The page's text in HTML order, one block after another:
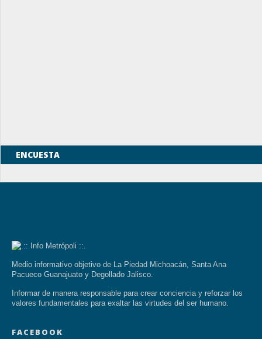
ENCUESTA
Medio informativo objetivo de La Piedad Michoacán, Santa Ana
Pacueco Guanajuato y Degollado Jalisco.
Informar de manera responsable para crear conciencia y reforzar los
valores fundamentales para exaltar las virtudes del ser humano.
FACEBOOK